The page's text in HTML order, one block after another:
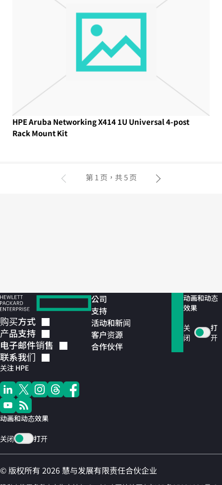
HPE Aruba Networking X414 1U Universal 4-post
Rack Mount Kit
第 1 页，共 5 页
购买方式
产品支持
电子邮件销售
联系我们
关注 HPE
动画和动态效果
关闭 打开
公司
支持
活动和新闻
客户资源
合作伙伴
动画和动态
效果
关
闭
打
开
© 版权所有 2026 慧与发展有限责任合伙企业